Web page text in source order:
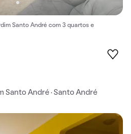
Santo André com 3 quartos e
Santo André · Santo André